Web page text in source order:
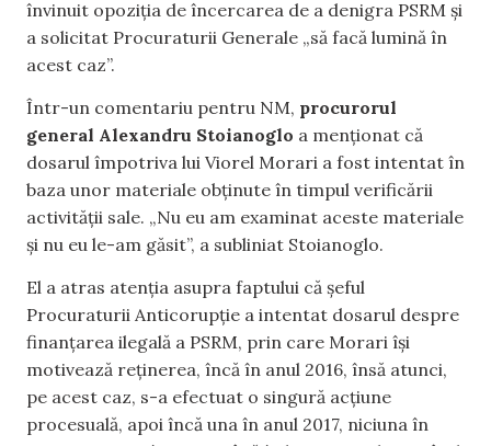
învinuit opoziția de încercarea de a denigra PSRM și
a solicitat Procuraturii Generale „să facă lumină în
acest caz”.
Într-un comentariu pentru NM, procurorul
general Alexandru Stoianoglo a menționat că
dosarul împotriva lui Viorel Morari a fost intentat în
baza unor materiale obținute în timpul verificării
activității sale. „Nu eu am examinat aceste materiale
și nu eu le-am găsit”, a subliniat Stoianoglo.
El a atras atenția asupra faptului că șeful
Procuraturii Anticorupție a intentat dosarul despre
finanțarea ilegală a PSRM, prin care Morari își
motivează reținerea, încă în anul 2016, însă atunci,
pe acest caz, s-a efectuat o singură acțiune
procesuală, apoi încă una în anul 2017, niciuna în